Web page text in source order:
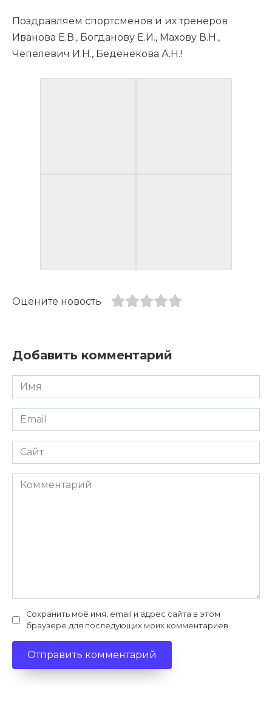
Поздравляем спортсменов и их тренеров
Иванова Е.В., Богданову Е.И., Махову В.Н.,
Чепелевич И.Н., Беденекова А.Н.!
Оцените новость
Добавить комментарий
Имя
*
Email
*
Сайт
Комментарий
Сохранить моё имя, email и адрес сайта в этом
браузере для последующих моих комментариев.